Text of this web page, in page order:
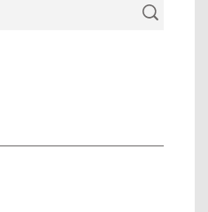
Suchen